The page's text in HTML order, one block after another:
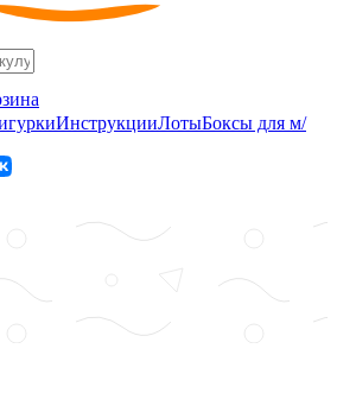
ИнструкцииЛотыБоксы для м/